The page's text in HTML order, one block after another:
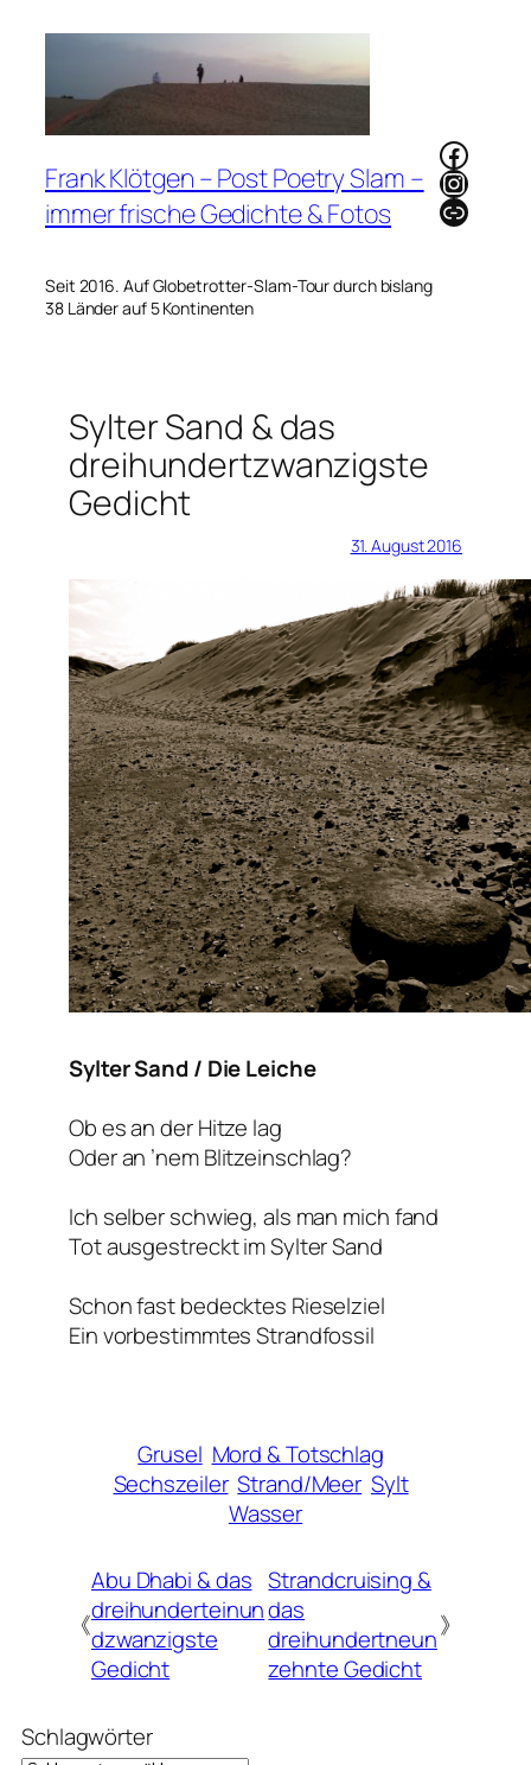
Frank Klötgen – Post Poetry Slam –
immer frische Gedichte & Fotos
Seit 2016. Auf Globetrotter-Slam-Tour durch bislang
38 Länder auf 5 Kontinenten
Link
Sylter Sand & das
dreihundertzwanzigste
Gedicht
31. August 2016
Sylter Sand / Die Leiche
Ob es an der Hitze lag
Oder an ’nem Blitzeinschlag?
Ich selber schwieg, als man mich fand
Tot ausgestreckt im Sylter Sand
Schon fast bedecktes Rieselziel
Ein vorbestimmtes Strandfossil
Grusel Mord & Totschlag
Sechszeiler Strand/Meer Sylt
Wasser
《
Abu Dhabi & das
dreihunderteinun
dzwanzigste
Gedicht
Strandcruising &
das
dreihundertneun
zehnte Gedicht
》
Schlagwörter